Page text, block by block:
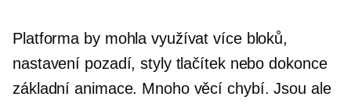
Platforma by mohla využívat více bloků,
nastavení pozadí, styly tlačítek nebo dokonce
základní animace. Mnoho věcí chybí. Jsou ale